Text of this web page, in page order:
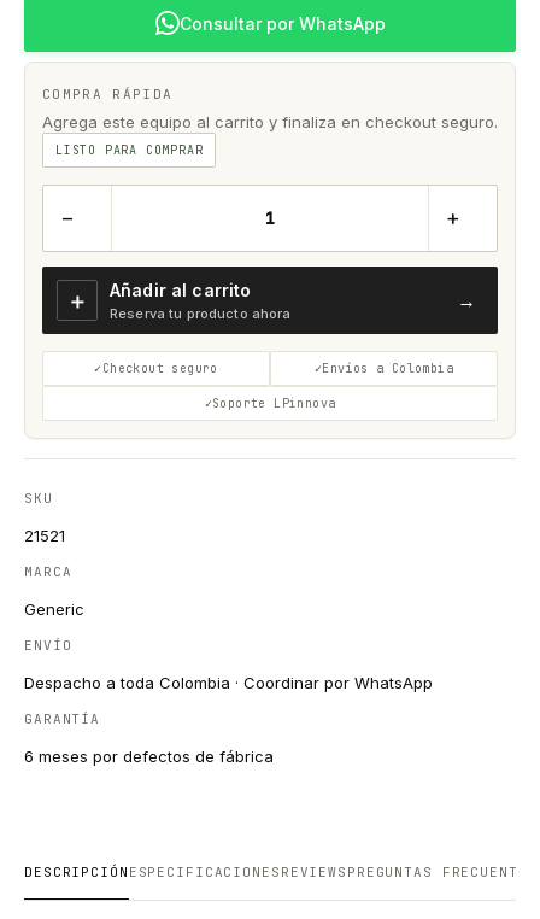
Consultar por WhatsApp
COMPRA RÁPIDA
Agrega este equipo al carrito y finaliza en checkout seguro.
LISTO PARA COMPRAR
− +
＋ Añadir al carrito
Reserva tu producto ahora
→
Checkout seguro Envíos a Colombia
Soporte LPinnova
SKU
21521
MARCA
Generic
ENVÍO
Despacho a toda Colombia · Coordinar por WhatsApp
GARANTÍA
6 meses por defectos de fábrica
DESCRIPCIÓN ESPECIFICACIONES REVIEWS PREGUNTAS FRECUENTES